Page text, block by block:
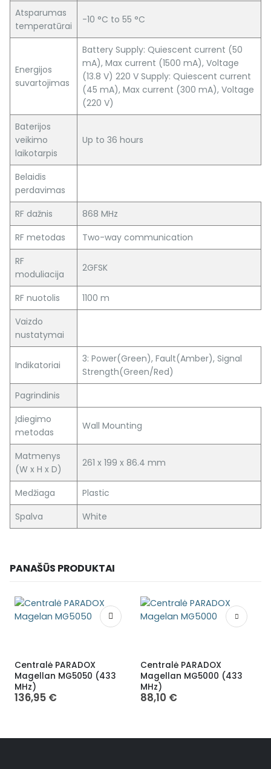
Atsparumas
temperatūrai
-10 °C to 55 °C
Energijos
suvartojimas
Battery Supply: Quiescent current (50
mA), Max current (1500 mA), Voltage
(13.8 V) 220 V Supply: Quiescent current
(45 mA), Max current (300 mA), Voltage
(220 V)
Baterijos
veikimo
laikotarpis
Up to 36 hours
Belaidis
perdavimas
RF dažnis
868 MHz
RF metodas
Two-way communication
RF
moduliacija
2GFSK
RF nuotolis
1100 m
Vaizdo
nustatymai
Indikatoriai
3: Power(Green), Fault(Amber), Signal
Strength(Green/Red)
Pagrindinis
Įdiegimo
metodas
Wall Mounting
Matmenys
(W x H x D)
261 x 199 x 86.4 mm
Medžiaga
Plastic
Spalva
White
PANAŠŪS PRODUKTAI
Centralė PARADOX
Magellan MG5050 (433
MHz)
136,95 €
Centralė PARADOX
Magellan MG5000 (433
MHz)
88,10 €